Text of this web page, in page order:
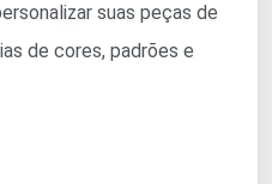
suas peças de
de cores, padrões e